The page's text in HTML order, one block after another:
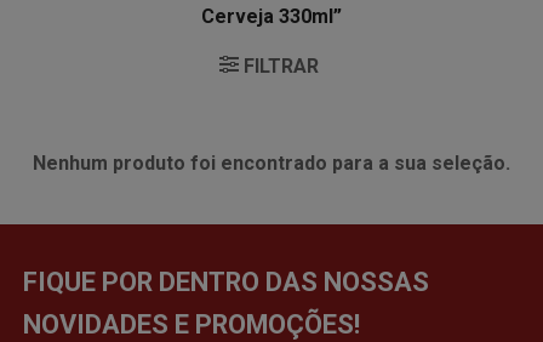
Cerveja 330ml”
FILTRAR
Nenhum produto foi encontrado para a sua seleção.
FIQUE POR DENTRO DAS NOSSAS
NOVIDADES E PROMOÇÕES!